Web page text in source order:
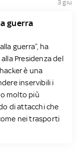
3 giu
guerra
guerra”, ha
Presidenza del
è una
inservibili i
molto più
di attacchi che
nei trasporti